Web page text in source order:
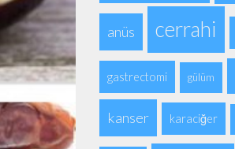
anüs cerrahi
gastrectomi gülüm
kanser karaciğer